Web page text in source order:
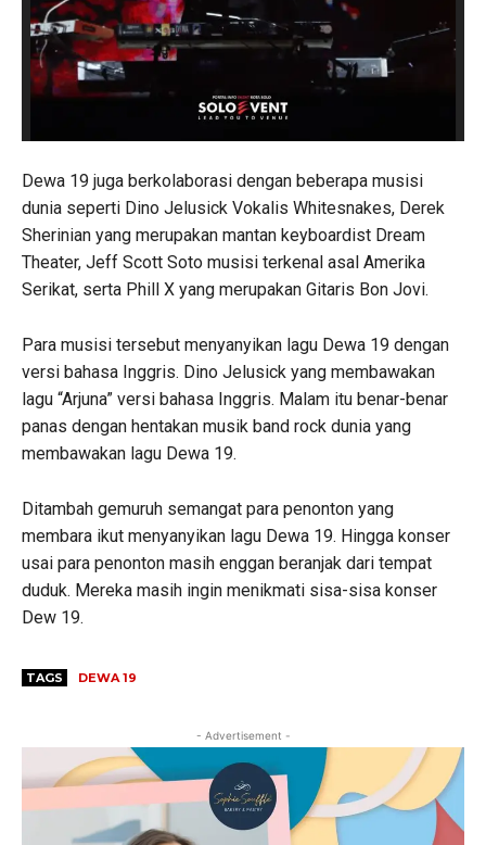
Dewa 19 juga berkolaborasi dengan beberapa musisi
dunia seperti Dino Jelusick Vokalis Whitesnakes, Derek
Sherinian yang merupakan mantan keyboardist Dream
Theater, Jeff Scott Soto musisi terkenal asal Amerika
Serikat, serta Phill X yang merupakan Gitaris Bon Jovi.
Para musisi tersebut menyanyikan lagu Dewa 19 dengan
versi bahasa Inggris. Dino Jelusick yang membawakan
lagu “Arjuna” versi bahasa Inggris. Malam itu benar-benar
panas dengan hentakan musik band rock dunia yang
membawakan lagu Dewa 19.
Ditambah gemuruh semangat para penonton yang
membara ikut menyanyikan lagu Dewa 19. Hingga konser
usai para penonton masih enggan beranjak dari tempat
duduk. Mereka masih ingin menikmati sisa-sisa konser
Dew 19.
TAGS DEWA 19
- Advertisement -